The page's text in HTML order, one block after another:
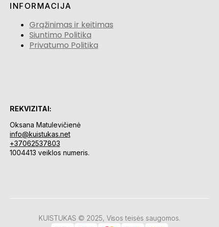
INFORMACIJA
Grąžinimas ir keitimas
Siuntimo Politika
Privatumo Politika
REKVIZITAI:
Oksana Matulevičienė
info@kuistukas.net
+37062537803
1004413 veiklos numeris.
KUISTUKAS © 2025, Visos teisės saugomos.